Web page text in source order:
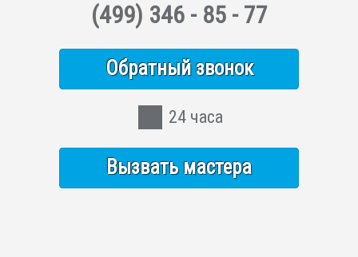
(499) 346 - 85 - 77
Обратный звонок
24 часа
Вызвать мастера